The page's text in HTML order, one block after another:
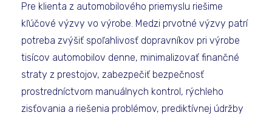
Pre klienta z automobilového priemyslu riešime
kľúčové výzvy vo výrobe. Medzi prvotné výzvy patrí
potreba zvýšiť spoľahlivosť dopravníkov pri výrobe
tisícov automobilov denne, minimalizovať finančné
straty z prestojov, zabezpečiť bezpečnosť
prostredníctvom manuálnych kontrol, rýchleho
zisťovania a riešenia problémov, prediktívnej údržby